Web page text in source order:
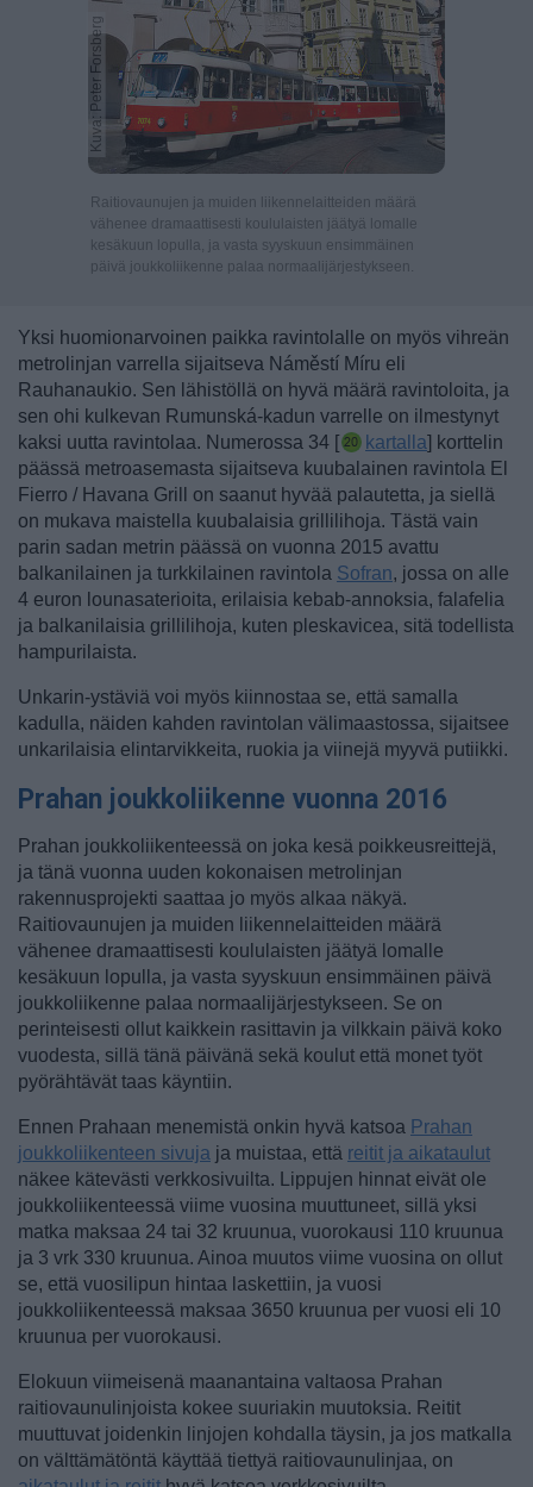
Raitiovaunujen ja muiden liikennelaitteiden määrä
vähenee dramaattisesti koululaisten jäätyä lomalle
kesäkuun lopulla, ja vasta syyskuun ensimmäinen
päivä joukkoliikenne palaa normaalijärjestykseen.
Kuva: Peter Forsberg
Yksi huomionarvoinen paikka ravintolalle on myös vihreän
metrolinjan varrella sijaitseva Náměstí Míru eli
Rauhanaukio. Sen lähistöllä on hyvä määrä ravintoloita, ja
sen ohi kulkevan Rumunská-kadun varrelle on ilmestynyt
kaksi uutta ravintolaa. Numerossa 34 [
kartalla] korttelin
päässä metroasemasta sijaitseva kuubalainen ravintola El
Fierro / Havana Grill on saanut hyvää palautetta, ja siellä
on mukava maistella kuubalaisia grillilihoja. Tästä vain
parin sadan metrin päässä on vuonna 2015 avattu
balkanilainen ja turkkilainen ravintola Sofran, jossa on alle
4 euron lounasaterioita, erilaisia kebab-annoksia, falafelia
ja balkanilaisia grillilihoja, kuten pleskavicea, sitä todellista
hampurilaista.
Unkarin-ystäviä voi myös kiinnostaa se, että samalla
kadulla, näiden kahden ravintolan välimaastossa, sijaitsee
unkarilaisia elintarvikkeita, ruokia ja viinejä myyvä putiikki.
Prahan joukkoliikenne vuonna 2016
Prahan joukkoliikenteessä on joka kesä poikkeusreittejä,
ja tänä vuonna uuden kokonaisen metrolinjan
rakennusprojekti saattaa jo myös alkaa näkyä.
Raitiovaunujen ja muiden liikennelaitteiden määrä
vähenee dramaattisesti koululaisten jäätyä lomalle
kesäkuun lopulla, ja vasta syyskuun ensimmäinen päivä
joukkoliikenne palaa normaalijärjestykseen. Se on
perinteisesti ollut kaikkein rasittavin ja vilkkain päivä koko
vuodesta, sillä tänä päivänä sekä koulut että monet työt
pyörähtävät taas käyntiin.
Ennen Prahaan menemistä onkin hyvä katsoa Prahan
joukkoliikenteen sivuja ja muistaa, että reitit ja aikataulut
näkee kätevästi verkkosivuilta. Lippujen hinnat eivät ole
joukkoliikenteessä viime vuosina muuttuneet, sillä yksi
matka maksaa 24 tai 32 kruunua, vuorokausi 110 kruunua
ja 3 vrk 330 kruunua. Ainoa muutos viime vuosina on ollut
se, että vuosilipun hintaa laskettiin, ja vuosi
joukkoliikenteessä maksaa 3650 kruunua per vuosi eli 10
kruunua per vuorokausi.
Elokuun viimeisenä maanantaina valtaosa Prahan
raitiovaunulinjoista kokee suuriakin muutoksia. Reitit
muuttuvat joidenkin linjojen kohdalla täysin, ja jos matkalla
on välttämätöntä käyttää tiettyä raitiovaunulinjaa, on